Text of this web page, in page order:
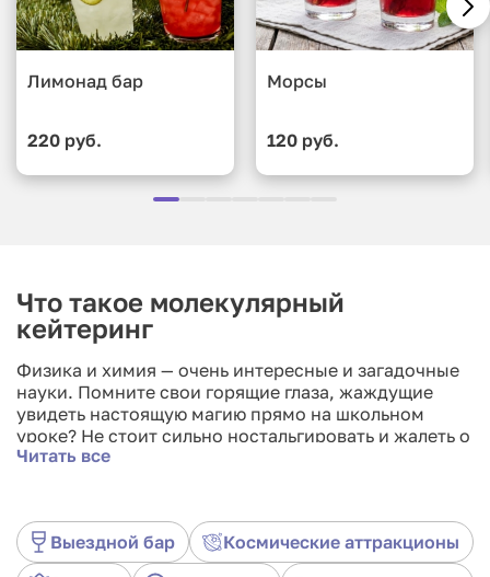
Лимонад бар
220 руб.
Морсы
120 руб.
Что такое молекулярный
кейтеринг
Физика и химия — очень интересные и загадочные
науки. Помните свои горящие глаза, жаждущие
увидеть настоящую магию прямо на школьном
уроке? Не стоит сильно ностальгировать и жалеть о
былых временах! С нами ВСЕ Ваши мечты реальны!
атмосферы. Тут есть и настоящие колбы, и
завораживающий дым, и другое лабораторное
оборудование. Вы сможете угостить гостя его
Читать все
Выездной бар
Космические аттракционы